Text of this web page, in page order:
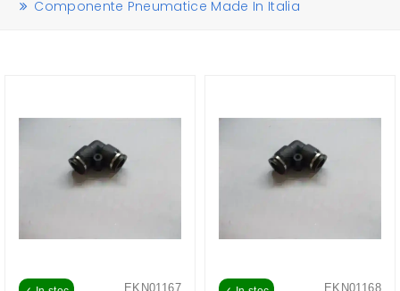
Componente Pneumatice Made In Italia
EKN01167 EKN01168